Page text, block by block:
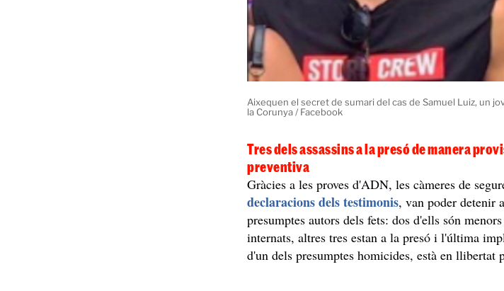
Aixequen el secret de sumari del cas de Samuel Luiz, un
la Corunya / Facebook
Tres dels assassins a la presó de manera
preventiva
Gràcies a les proves d'ADN, les càmeres de
declaracions dels testimonis, van poder detenir
presumptes autors dels fets: dos d'ells són
internats, altres tres estan a la presó i l'última
d'un dels presumptes homicides, està en llibertat